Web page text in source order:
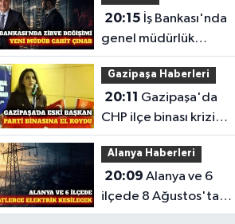
20:15
genel müdürlük
koltuğuna Cahit Çınar
geçiyor
Gazipaşa Haberleri
20:11
CHP ilçe binası krizi
mahkemelik oldu
Alanya Haberleri
20:09 Alanya ve 6
ilçede 8 Ağustos'ta
planlı elektrik kesintisi